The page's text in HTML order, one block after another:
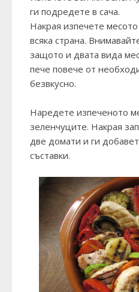
ги подредете в сача.
Накрая изпечете
всяка страна.
защото и двата вида
пече повече от
безвкусно.
Наредете изпеченото
зеленчуците. Накрая
две домати и ги
съставки.